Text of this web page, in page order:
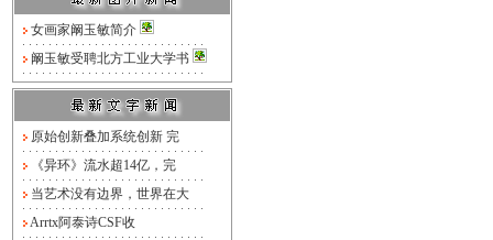
女画家阚玉敏简介
阚玉敏受聘北方工业大学书
原始创新叠加系统创新 完
《异环》流水超14亿，完
当艺术没有边界，世界在大
Arrtx阿泰诗CSF收